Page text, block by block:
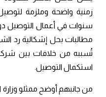
زمنية واضحة وملزمة
سنوات في أعمال التوصيل
مطالبات بحل إشكالية رد
تُسببه من خلافات بين
استكمال التوصيل.
من جانبهم أوضح ممثلو وزارة